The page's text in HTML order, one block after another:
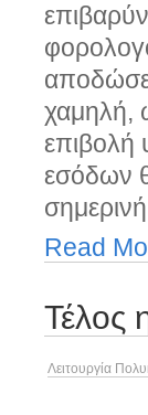
χαμηλή,
επιβολή
εσόδων
Read
Τέλος
Λειτουργία